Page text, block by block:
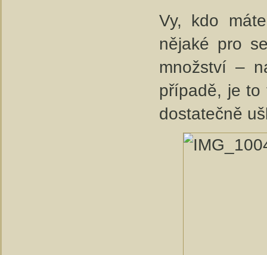
Vy, kdo
nějaké pro
množství –
případě, je to
dostatečně